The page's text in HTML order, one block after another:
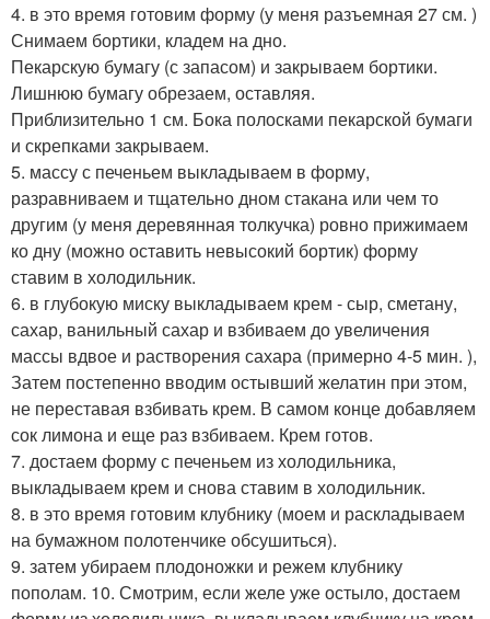
4. в это время готовим форму (у меня разъемная 27 см. )
Снимаем бортики, кладем на дно.
Пекарскую бумагу (с запасом) и закрываем бортики.
Лишнюю бумагу обрезаем, оставляя.
Приблизительно 1 см. Бока полосками пекарской бумаги
и скрепками закрываем.
5. массу с печеньем выкладываем в форму,
разравниваем и тщательно дном стакана или чем то
другим (у меня деревянная толкучка) ровно прижимаем
ко дну (можно оставить невысокий бортик) форму
ставим в холодильник.
6. в глубокую миску выкладываем крем - сыр, сметану,
сахар, ванильный сахар и взбиваем до увеличения
массы вдвое и растворения сахара (примерно 4-5 мин. ),
Затем постепенно вводим остывший желатин при этом,
не переставая взбивать крем. В самом конце добавляем
сок лимона и еще раз взбиваем. Крем готов.
7. достаем форму с печеньем из холодильника,
выкладываем крем и снова ставим в холодильник.
8. в это время готовим клубнику (моем и раскладываем
на бумажном полотенчике обсушиться).
9. затем убираем плодоножки и режем клубнику
пополам. 10. Смотрим, если желе уже остыло, достаем